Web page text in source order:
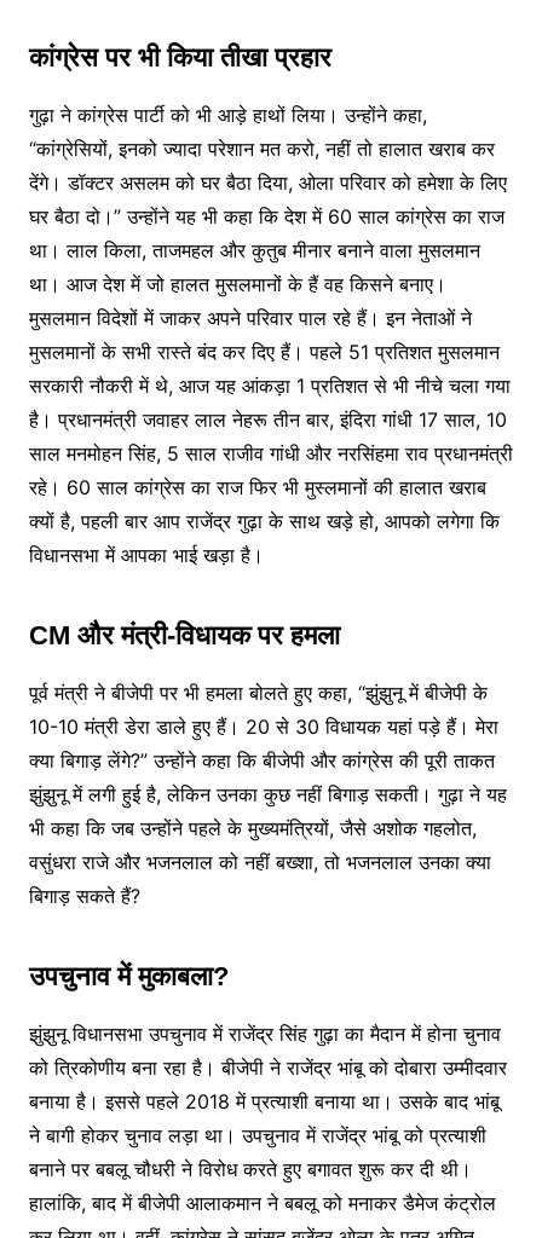
कांग्रेस पर भी किया तीखा प्रहार
गुढ़ा ने कांग्रेस पार्टी को भी आड़े हाथों लिया। उन्होंने कहा,
“कांग्रेसियों, इनको ज्यादा परेशान मत करो, नहीं तो हालात खराब कर
देंगे। डॉक्टर असलम को घर बैठा दिया, ओला परिवार को हमेशा के लिए
घर बैठा दो।” उन्होंने यह भी कहा कि देश में 60 साल कांग्रेस का राज
था। लाल किला, ताजमहल और कुतुब मीनार बनाने वाला मुसलमान
था। आज देश में जो हालत मुसलमानों के हैं वह किसने बनाए।
मुसलमान विदेशों में जाकर अपने परिवार पाल रहे हैं। इन नेताओं ने
मुसलमानों के सभी रास्ते बंद कर दिए हैं। पहले 51 प्रतिशत मुसलमान
सरकारी नौकरी में थे, आज यह आंकड़ा 1 प्रतिशत से भी नीचे चला गया
है। प्रधानमंत्री जवाहर लाल नेहरू तीन बार, इंदिरा गांधी 17 साल, 10
साल मनमोहन सिंह, 5 साल राजीव गांधी और नरसिंहमा राव प्रधानमंत्री
रहे। 60 साल कांग्रेस का राज फिर भी मुस्लमानों की हालात खराब
क्यों है, पहली बार आप राजेंद्र गुढ़ा के साथ खड़े हो, आपको लगेगा कि
विधानसभा में आपका भाई खड़ा है।
CM और मंत्री-विधायक पर हमला
पूर्व मंत्री ने बीजेपी पर भी हमला बोलते हुए कहा, “झुंझुनू में बीजेपी के
10-10 मंत्री डेरा डाले हुए हैं। 20 से 30 विधायक यहां पड़े हैं। मेरा
क्या बिगाड़ लेंगे?” उन्होंने कहा कि बीजेपी और कांग्रेस की पूरी ताकत
झुंझुनू में लगी हुई है, लेकिन उनका कुछ नहीं बिगाड़ सकती। गुढ़ा ने यह
भी कहा कि जब उन्होंने पहले के मुख्यमंत्रियों, जैसे अशोक गहलोत,
वसुंधरा राजे और भजनलाल को नहीं बख्शा, तो भजनलाल उनका क्या
बिगाड़ सकते हैं?
उपचुनाव में मुकाबला?
झुंझुनू विधानसभा उपचुनाव में राजेंद्र सिंह गुढ़ा का मैदान में होना चुनाव
को त्रिकोणीय बना रहा है। बीजेपी ने राजेंद्र भांबू को दोबारा उम्मीदवार
बनाया है। इससे पहले 2018 में प्रत्याशी बनाया था। उसके बाद भांबू
ने बागी होकर चुनाव लड़ा था। उपचुनाव में राजेंद्र भांबू को प्रत्याशी
बनाने पर बबलू चौधरी ने विरोध करते हुए बगावत शुरू कर दी थी।
हालांकि, बाद में बीजेपी आलाकमान ने बबलू को मनाकर डैमेज कंट्रोल